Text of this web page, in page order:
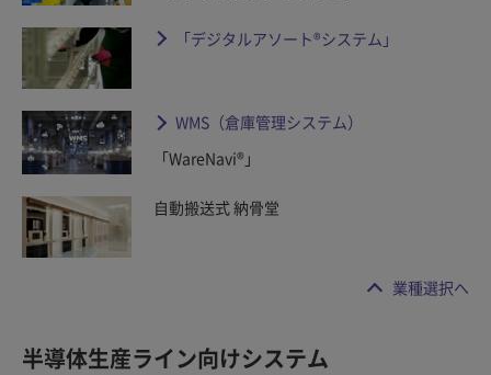
「デジタルアソート®システム」
WMS（倉庫管理システム）
「WareNavi®」
自動搬送式 納骨堂
業種選択へ
半導体生産ライン向けシステム